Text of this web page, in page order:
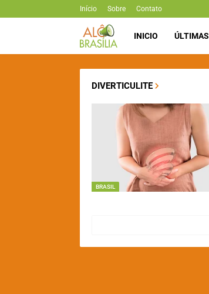
Início Sobre Contato
INICIO ÚLTIMAS
DIVERTICULITE
BRASIL